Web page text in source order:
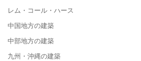
レム・コール・ハース
中国地方の建築
中部地方の建築
九州・沖縄の建築